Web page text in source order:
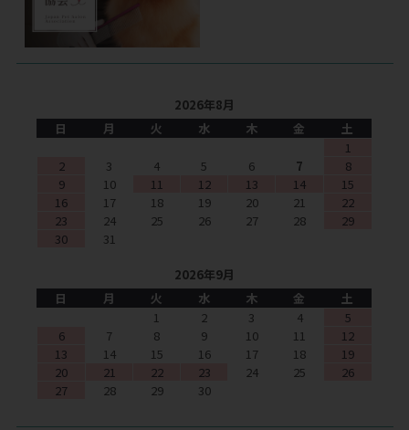
2026年8月
日
月 火 水 木 金
土
1
2
3 4 5 6 7
8
9
10 11 12 13 14
15
16
17 18 19 20 21
22
23
24 25 26 27 28
29
30
31
2026年9月
日
月 火 水 木 金
土
1
2 3 4
5
6
7 8 9 10 11
12
13
14 15 16 17 18
19
20
21 22 23 24 25
26
27
28 29 30